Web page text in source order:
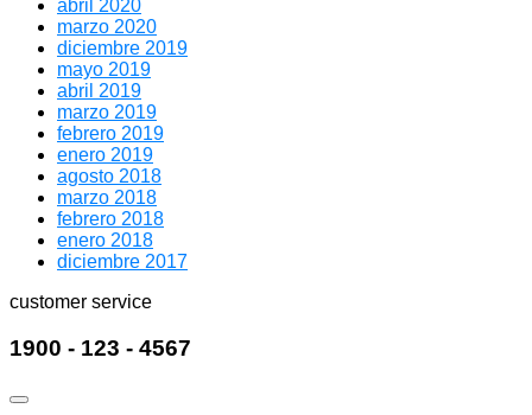
abril 2020
marzo 2020
diciembre 2019
mayo 2019
abril 2019
marzo 2019
febrero 2019
enero 2019
agosto 2018
marzo 2018
febrero 2018
enero 2018
diciembre 2017
customer service
1900 - 123 - 4567